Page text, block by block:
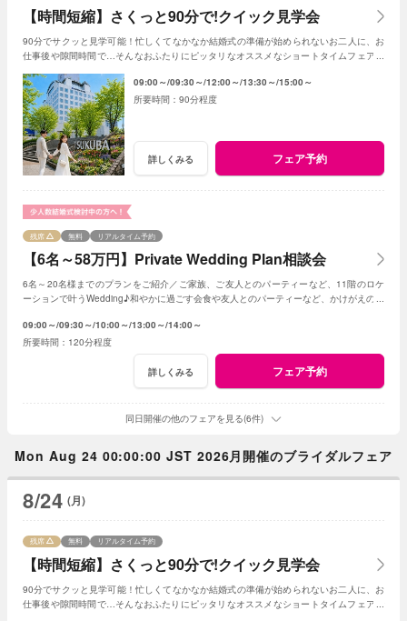
【時間短縮】さくっと90分で!クイック見学会
90分でサクッと見学可能！忙しくてなかなか結婚式の準備が始められないお二人に、お
仕事後や隙間時間で…そんなおふたりにピッタリなオススメなショートタイムフェアで
09:00～ 09:30～ 12:00～ 13:30～ 15:00～
90分程度
詳しくみる フェア予約
【6名～58万円】Private Wedding Plan相談会
残席 無料 リアルタイム予約
6名～20名様までのプランをご紹介／ご家族、ご友人とのパーティーなど、11階のロケ
ーションで叶うWedding♪和やかに過ごす会食や友人とのパーティーなど、かけがえのな
09:00～ 09:30～ 10:00～ 13:00～ 14:00～
120分程度
詳しくみる フェア予約
同日開催の他のフェアを見る(6件)
Mon Aug 24 00:00:00 JST 2026月開催のブライダルフェア
8/24 (月)
【時間短縮】さくっと90分で!クイック見学会
残席 無料 リアルタイム予約
90分でサクッと見学可能！忙しくてなかなか結婚式の準備が始められないお二人に、お
仕事後や隙間時間で…そんなおふたりにピッタリなオススメなショートタイムフェアで